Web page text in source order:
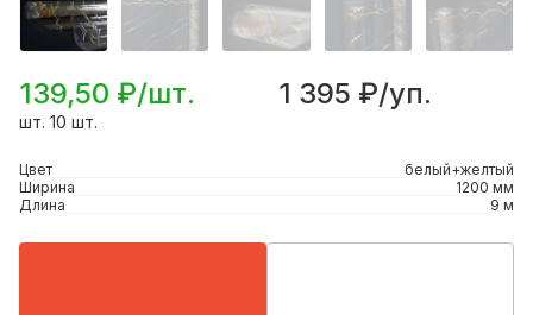
139,50 ₽/шт. 1 395 ₽/уп.
шт. 10 шт.
Цвет
белый+желтый
Ширина
1200 мм
Длина
9 м